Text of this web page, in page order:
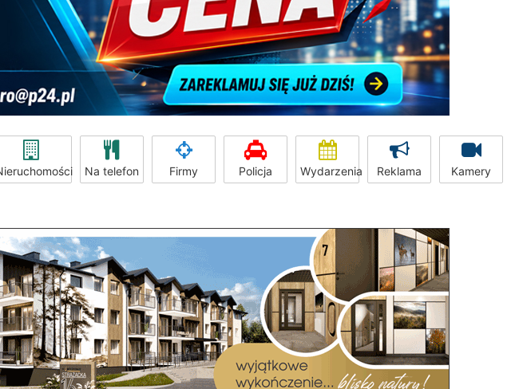
Na telefon Firmy Policja Wydarzenia Reklama Kamery